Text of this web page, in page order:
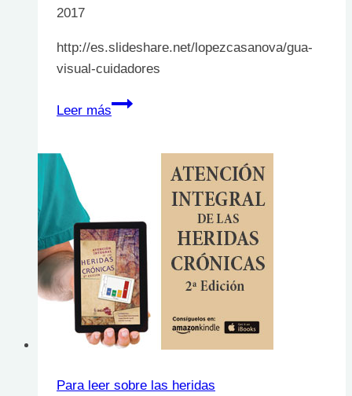
2017
http://es.slideshare.net/lopezcasanova/gua-
visual-cuidadores
Leer más
Guía
profesionales
para
cuidados
de
personas
dependientes
Para leer sobre las heridas